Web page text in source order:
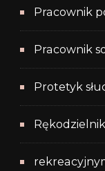
Pracownik
Pracownik
Protetyk